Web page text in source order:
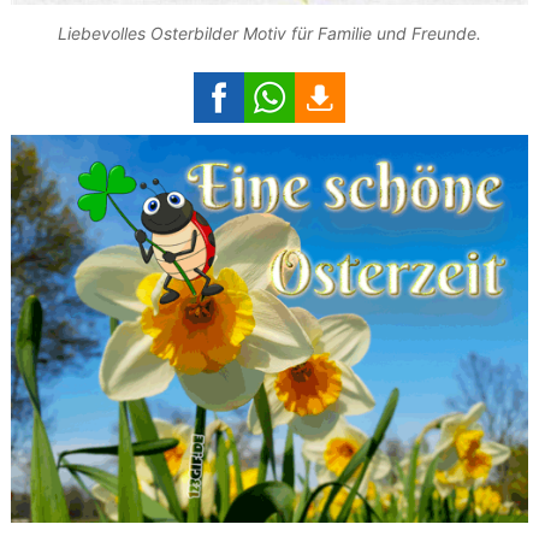
Liebevolles Osterbilder Motiv für Familie und Freunde.